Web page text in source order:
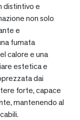
distintivo e
non solo
e
fumata
calore e una
estetica e
dai
forte, capace
mantenendo al